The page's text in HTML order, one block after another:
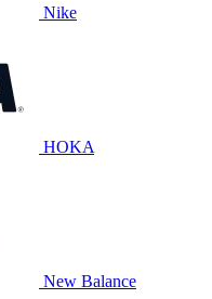
Nike
HOKA
New Balance